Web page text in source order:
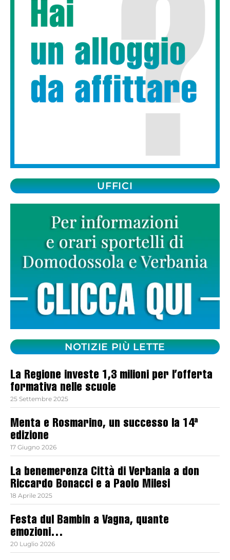
UFFICI
NOTIZIE PIÙ LETTE
La Regione investe 1,3 milioni per l’offerta
formativa nelle scuole
25 Settembre 2025
Menta e Rosmarino, un successo la 14ª
edizione
17 Giugno 2026
La benemerenza Città di Verbania a don
Riccardo Bonacci e a Paolo Milesi
18 Aprile 2025
Festa dul Bambin a Vagna, quante
emozioni…
20 Luglio 2026